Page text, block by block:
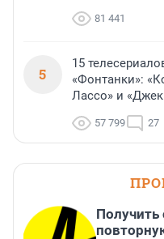
81 441
5
15
«Фонтанки»:
Лассо» и
57 799 27
Получить